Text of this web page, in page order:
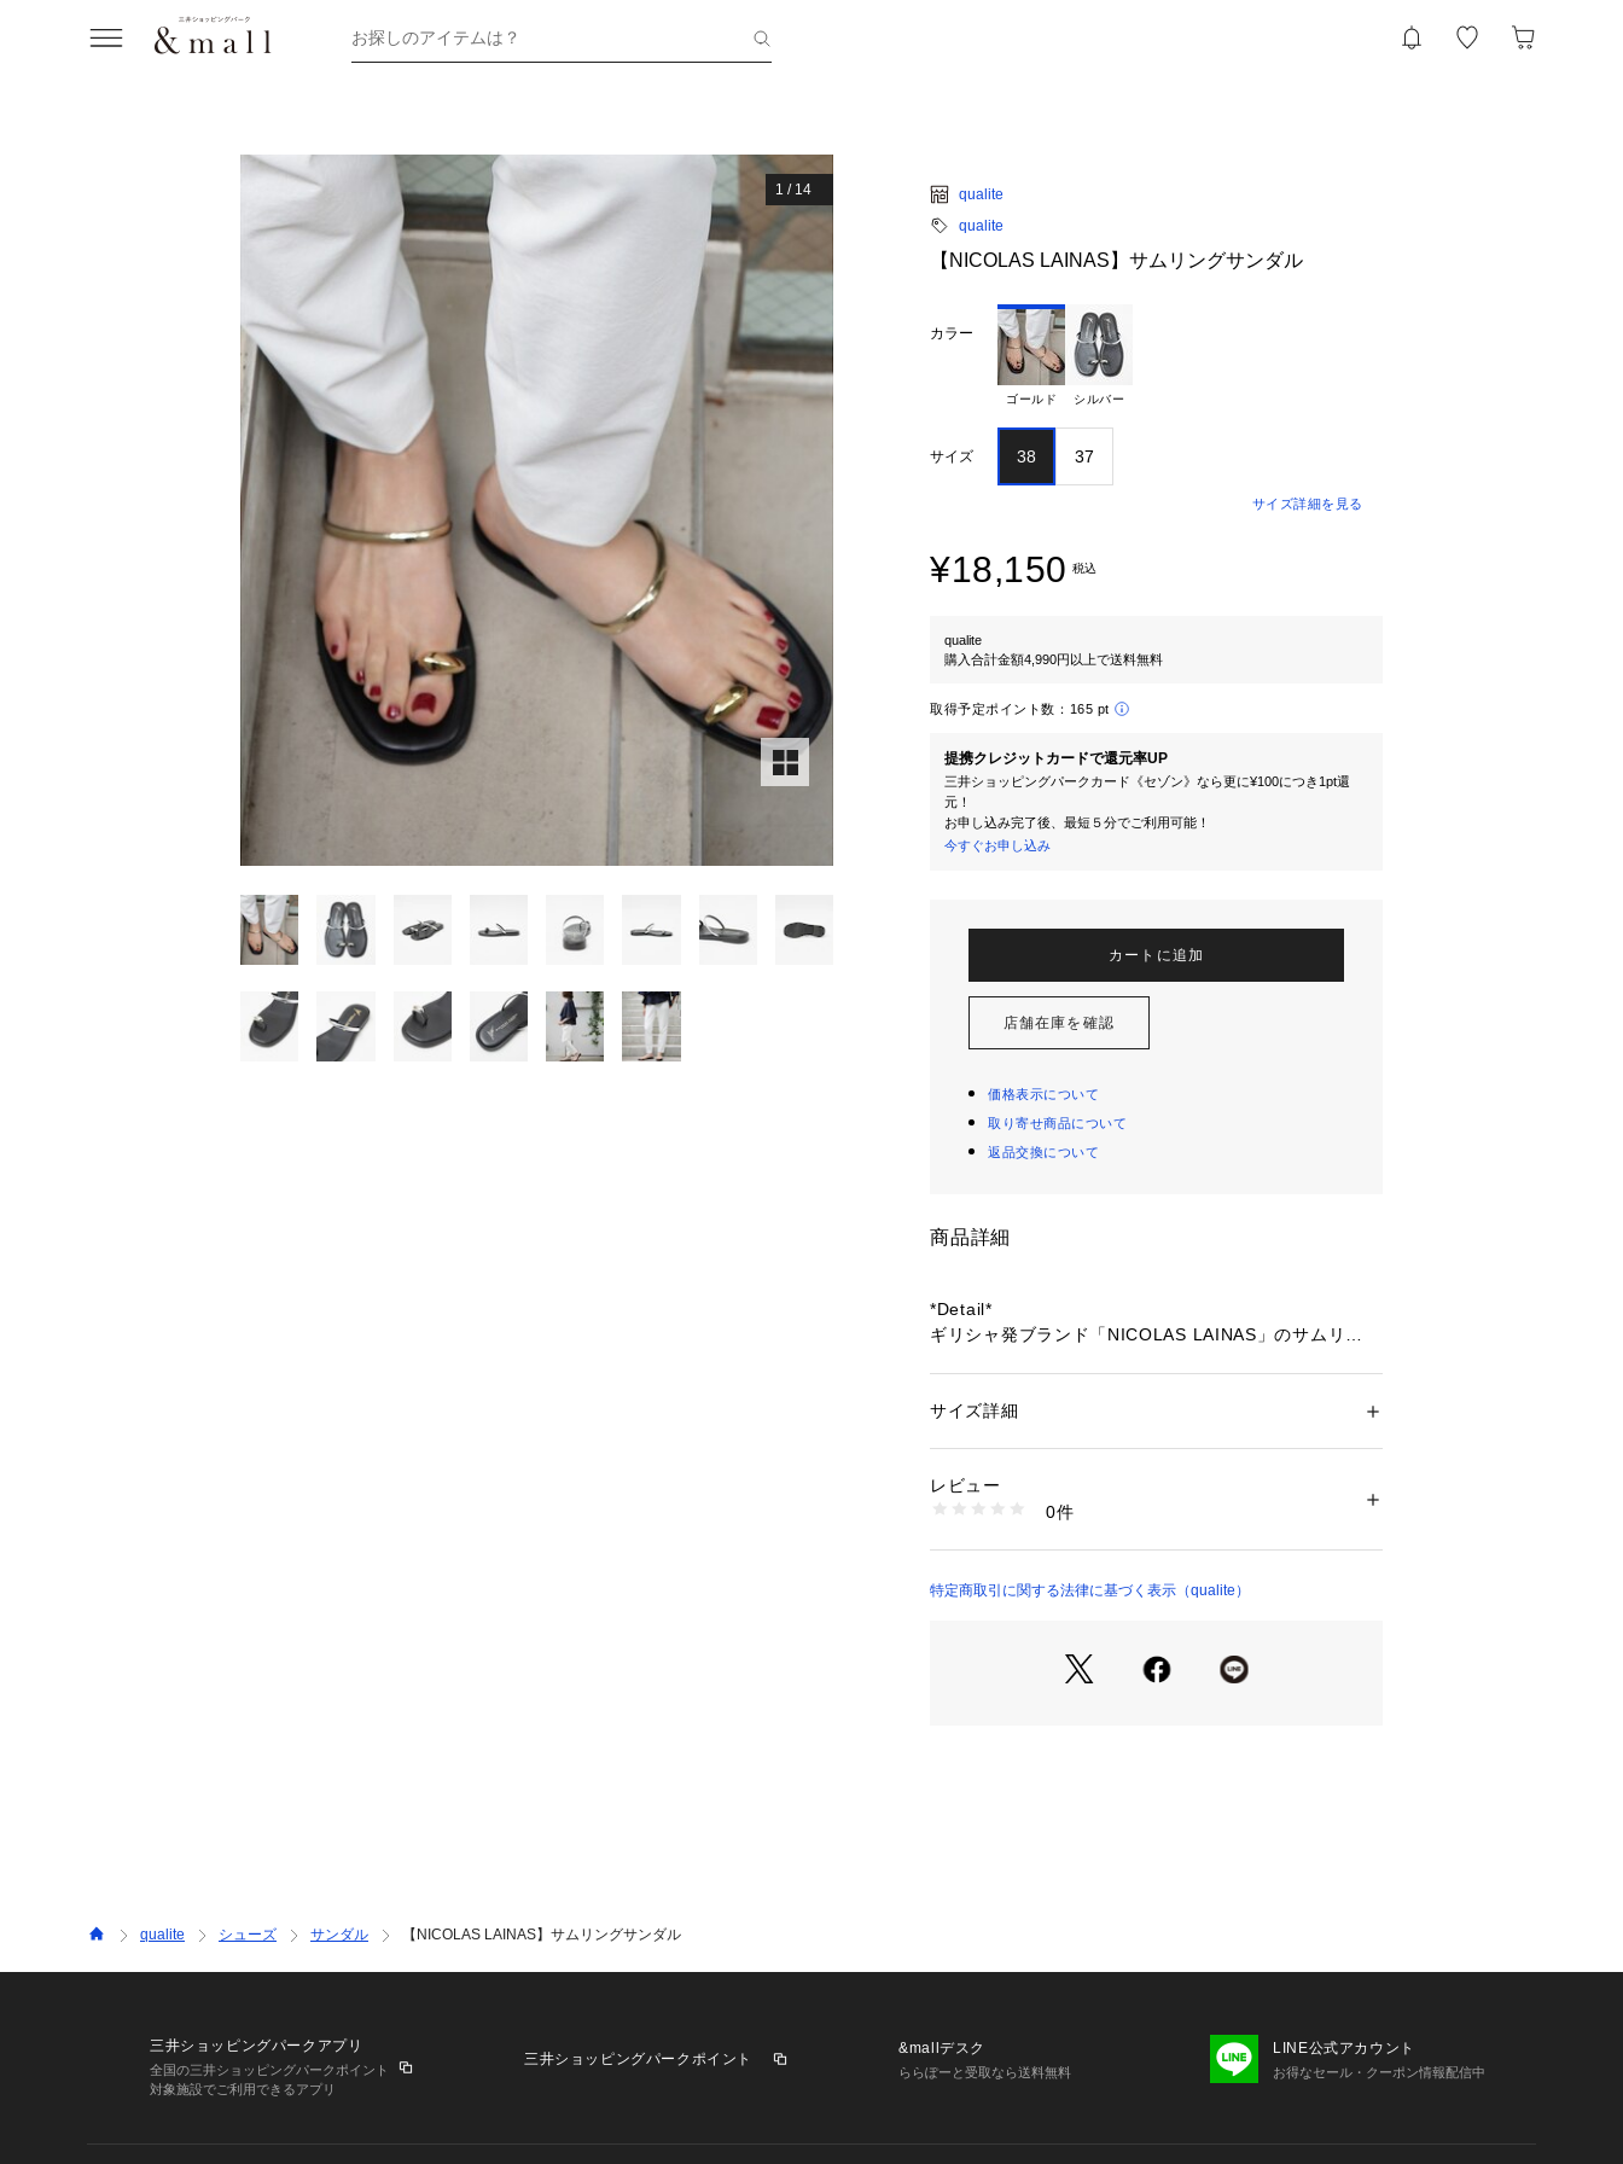
お探しのアイテムは？
1 / 14
qualite
qualite
【NICOLAS LAINAS】サムリングサンダル
カラー
ゴールド シルバー
サイズ 38 37
サイズ詳細を見る
¥18,150 税込
qualite
購入合計金額4,990円以上で送料無料
取得予定ポイント数： 165 pt
提携クレジットカードで還元率UP
三井ショッピングパークカード《セゾン》なら更に¥100につき1pt還
元！
お申し込み完了後、最短５分でご利用可能！
今すぐお申し込み
カートに追加
店舗在庫を確認
価格表示について
取り寄せ商品について
返品交換について
商品詳細
*Detail*
ギリシャ発ブランド「NICOLAS LAINAS」のサムリング
印象的に演出。
【NICOLAS LAINAS/ニコラスライナス】
東ギリシャの伝統的な技術を用い高品質のシューズ作り
性別：レディース
商品番号：
32501062006 （ショップ）
サイズ詳細
レビュー
0件
特定商取引に関する法律に基づく表示（qualite）
qualite シューズ サンダル 【NICOLAS LAINAS】サムリングサンダル
三井ショッピングパークアプリ
全国の三井ショッピングパークポイント
対象施設でご利用できるアプリ
三井ショッピングパークポイント
&mallデスク
ららぽーと受取なら送料無料
LINE公式アカウント
お得なセール・クーポン情報配信中